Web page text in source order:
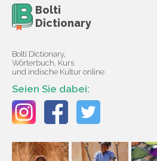
Bolti
Dictionary
Bolti Dictionary,
Wörterbuch, Kurs
und indische Kultur online
Seien Sie dabei: